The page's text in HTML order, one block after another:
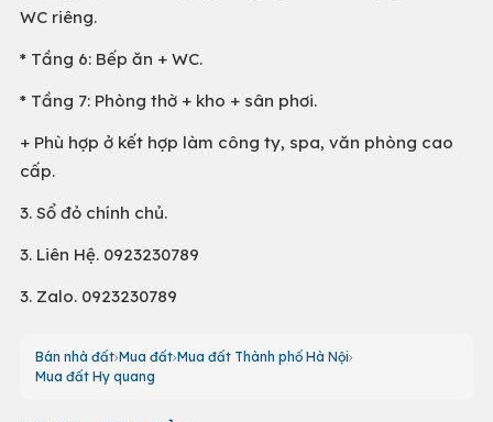
WC riêng.
* Tầng 6: Bếp ăn + WC.
* Tầng 7: Phòng thờ + kho + sân phơi.
+ Phù hợp ở kết hợp làm công ty, spa, văn phòng cao
cấp.
3. Sổ đỏ chính chủ.
3. Liên Hệ. 0923230789
3. Zalo. 0923230789
Bán nhà đất Mua đất Mua đất Thành phố Hà Nội
Mua đất Hy quang